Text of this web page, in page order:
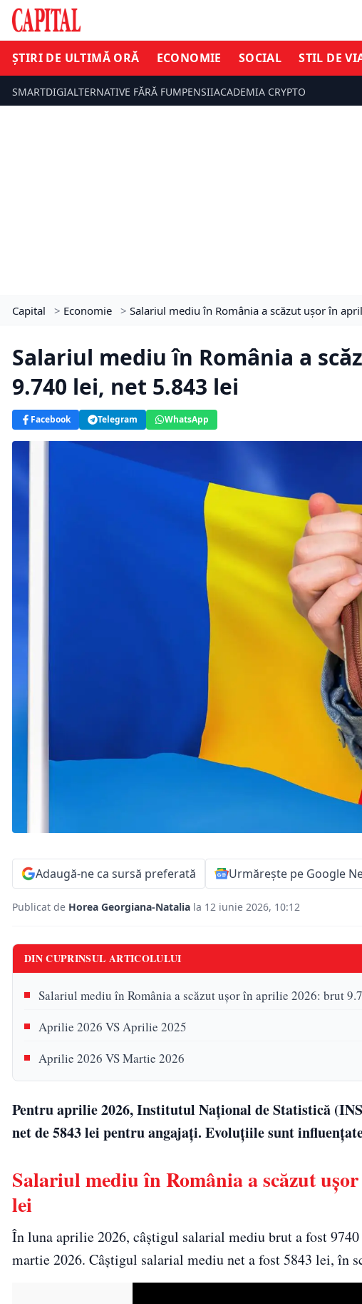
ȘTIRI DE ULTIMĂ ORĂ ECONOMIE SOCIAL STIL DE
SMARTDIGIALTERNATIVE FĂRĂ FUMPENSIIACADEMIA CRYPTO
Capital > Economie > Salariul mediu în România a scăzut ușor în
Salariul mediu în România a
9.740 lei, net 5.843 lei
Facebook Telegram WhatsApp
Adaugă-ne ca sursă preferată Urmărește pe Google
Publicat de Horea Georgiana-Natalia la 12 iunie 2026, 10:12
DIN CUPRINSUL ARTICOLULUI
Salariul mediu în România a scăzut ușor în aprilie 2026: brut
Aprilie 2026 VS Aprilie 2025
Aprilie 2026 VS Martie 2026
Pentru aprilie 2026, Institutul Național de Statistică
net de 5843 lei pentru angajați. Evoluțiile sunt
Salariul mediu în România a scăzut
lei
În luna aprilie 2026, câştigul salarial mediu brut a fost
martie 2026. Câştigul salarial mediu net a fost 5843 lei, în